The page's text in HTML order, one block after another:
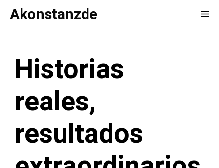
Saltar
Akonstanzde
Historias
reales,
resultados